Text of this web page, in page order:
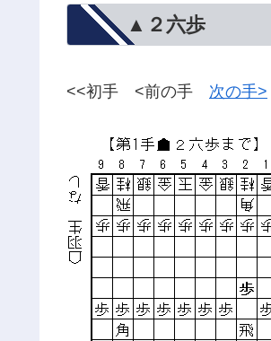
▲２六歩
<<初手 <前の手 次の手>